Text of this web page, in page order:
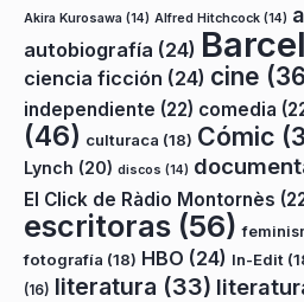
Akira Kurosawa (14) Alfred Hitchcock (14)
autobiografía (24)
ciencia ficción (24) cine
independiente (22) comedia
(46) culturaca (18) Cómic
Lynch (20) discos (14)
El Click de Ràdio Montornès
escritoras (56)
fotografía (18) HBO (24) In-Edit
(16) literatura (33)